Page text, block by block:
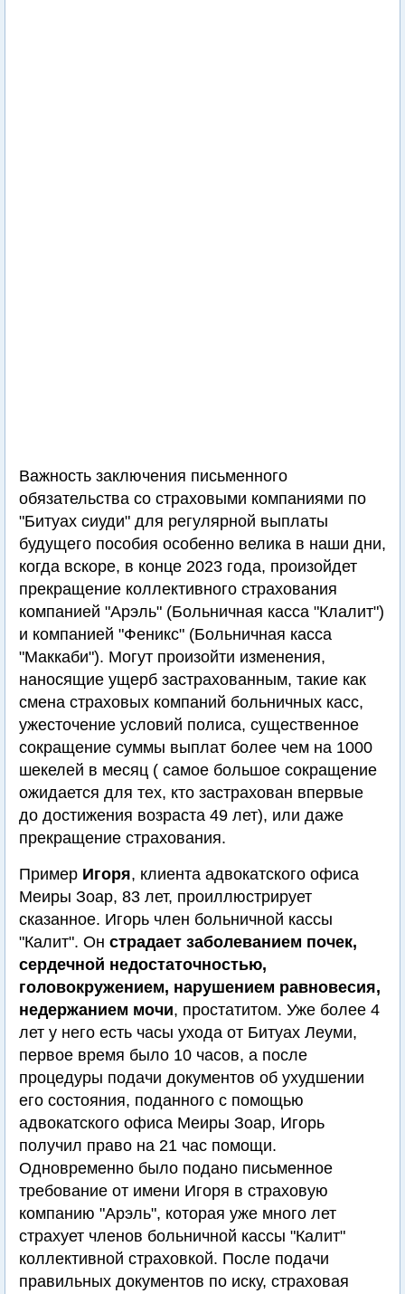
Важность заключения письменного
обязательства со страховыми компаниями по
"Битуах сиуди" для регулярной выплаты
будущего пособия особенно велика в наши дни,
когда вскоре, в конце 2023 года, произойдет
прекращение коллективного страхования
компанией "Арэль" (Больничная касса "Клалит")
и компанией "Феникс" (Больничная касса
"Маккаби"). Могут произойти изменения,
наносящие ущерб застрахованным, такие как
смена страховых компаний больничных касс,
ужесточение условий полиса, существенное
сокращение суммы выплат более чем на 1000
шекелей в месяц ( самое большое сокращение
ожидается для тех, кто застрахован впервые
до достижения возраста 49 лет), или даже
прекращение страхования.
Пример Игоря, клиента адвокатского офиса
Меиры Зоар, 83 лет, проиллюстрирует
сказанное. Игорь член больничной кассы
"Калит". Он страдает заболеванием почек,
сердечной недостаточностью,
головокружением, нарушением равновесия,
недержанием мочи, простатитом. Уже более 4
лет у него есть часы ухода от Битуах Леуми,
первое время было 10 часов, а после
процедуры подачи документов об ухудшении
его состояния, поданного с помощью
адвокатского офиса Меиры Зоар, Игорь
получил право на 21 час помощи.
Одновременно было подано письменное
требование от имени Игоря в страховую
компанию "Арэль", которая уже много лет
страхует членов больничной кассы "Калит"
коллективной страховкой. После подачи
правильных документов по иску, страховая